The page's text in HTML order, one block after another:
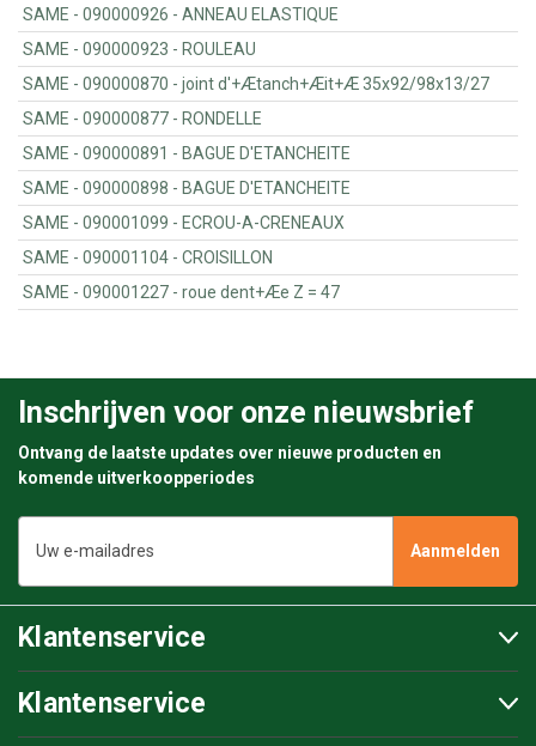
SAME - 090000926 - ANNEAU ELASTIQUE
SAME - 090000923 - ROULEAU
SAME - 090000870 - joint d'+Ætanch+Æit+Æ 35x92/98x13/27
SAME - 090000877 - RONDELLE
SAME - 090000891 - BAGUE D'ETANCHEITE
SAME - 090000898 - BAGUE D'ETANCHEITE
SAME - 090001099 - ECROU-A-CRENEAUX
SAME - 090001104 - CROISILLON
SAME - 090001227 - roue dent+Æe Z = 47
Inschrijven voor onze nieuwsbrief
Ontvang de laatste updates over nieuwe producten en
komende uitverkoopperiodes
mailadres
Klantenservice
Klantenservice